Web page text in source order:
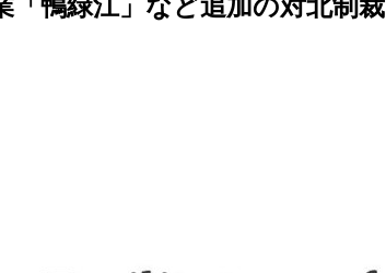
鴨緑江」など追加の対北制裁